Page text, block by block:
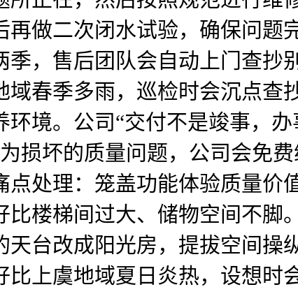
做二次闭水试验，确保问题
，售后团队会自动上门查抄
春季多雨，巡检时会沉点查
境。公司“交付不是竣事，
损坏的质量问题，公司会免
处理：笼盖功能体验质量价
楼梯间过大、储物空间不脚
台改成阳光房，提拔空间操
上虞地域夏日炎热，设想时